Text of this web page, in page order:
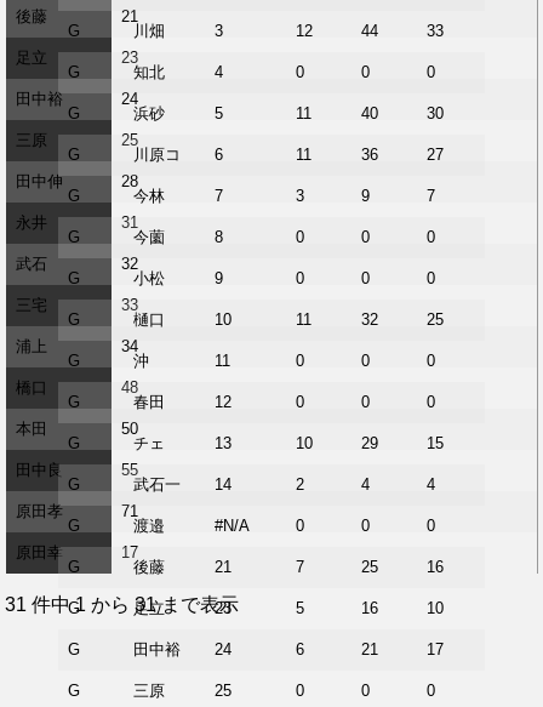
後藤 21
足立 23
田中裕 24
三原 25
田中伸 28
永井 31
武石 32
三宅 33
浦上 34
橋口 48
本田 50
田中良 55
原田孝 71
原田幸 17
31 件中 1 から 31 まで表示
G 川畑 3 12 44 33
G 知北 4 0 0 0
G 浜砂 5 11 40 30
G 川原コ 6 11 36 27
G 今林 7 3 9 7
G 今薗 8 0 0 0
G 小松 9 0 0 0
G 樋口 10 11 32 25
G 沖 11 0 0 0
G 春田 12 0 0 0
G チェ 13 10 29 15
G 武石一 14 2 4 4
G 渡邉 #N/A 0 0 0
G 後藤 21 7 25 16
G 足立 23 5 16 10
G 田中裕 24 6 21 17
G 三原 25 0 0 0